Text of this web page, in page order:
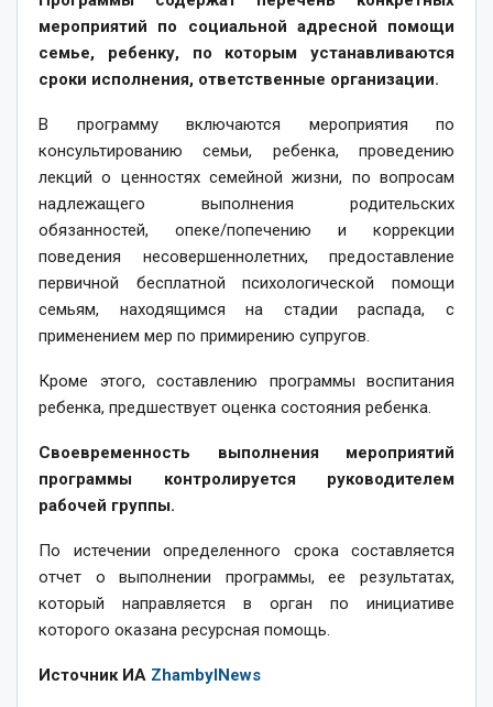
мероприятий по социальной адресной помощи
семье, ребенку, по которым устанавливаются
сроки исполнения, ответственные организации.
В программу включаются мероприятия по
консультированию семьи, ребенка, проведению
лекций о ценностях семейной жизни, по вопросам
надлежащего выполнения родительских
обязанностей, опеке/попечению и коррекции
поведения несовершеннолетних, предоставление
первичной бесплатной психологической помощи
семьям, находящимся на стадии распада, с
применением мер по примирению супругов.
Кроме этого, составлению программы воспитания
ребенка, предшествует оценка состояния ребенка.
Своевременность выполнения мероприятий
программы контролируется руководителем
рабочей группы.
По истечении определенного срока составляется
отчет о выполнении программы, ее результатах,
который направляется в орган по инициативе
которого оказана ресурсная помощь.
Источник ИА ZhambylNews